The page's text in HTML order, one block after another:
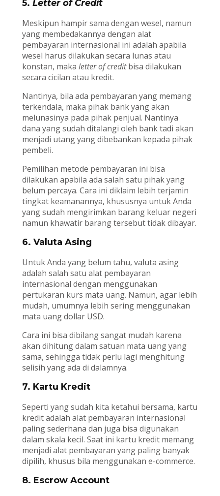
5. Letter of Credit
Meskipun hampir sama dengan wesel, namun
yang membedakannya dengan alat
pembayaran internasional ini adalah apabila
wesel harus dilakukan secara lunas atau
konstan, maka letter of creditbisa dilakukan
secara cicilan atau kredit.
Nantinya, bila ada pembayaran yang memang
terkendala, maka pihak bank yang akan
melunasinya pada pihak penjual. Nantinya
dana yang sudah ditalangi oleh bank tadi akan
menjadi utang yang dibebankan kepada pihak
pembeli.
Pemilihan metode pembayaran ini bisa
dilakukan apabila ada salah satu pihak yang
belum percaya. Cara ini diklaim lebih terjamin
tingkat keamanannya, khususnya untuk Anda
yang sudah mengirimkan barang keluar negeri
namun khawatir barang tersebut tidak dibayar.
6. Valuta Asing
Untuk Anda yang belum tahu, valuta asing
adalah salah satu alat pembayaran
internasional dengan menggunakan
pertukaran kurs mata uang. Namun, agar lebih
mudah, umumnya lebih sering menggunakan
mata uang dollar USD.
Cara ini bisa dibilang sangat mudah karena
akan dihitung dalam satuan mata uang yang
sama, sehingga tidak perlu lagi menghitung
selisih yang ada di dalamnya.
7. Kartu Kredit
Seperti yang sudah kita ketahui bersama, kartu
kredit adalah alat pembayaran internasional
paling sederhana dan juga bisa digunakan
dalam skala kecil. Saat ini kartu kredit memang
menjadi alat pembayaran yang paling banyak
dipilih, khusus bila menggunakan e-commerce.
8. Escrow Account